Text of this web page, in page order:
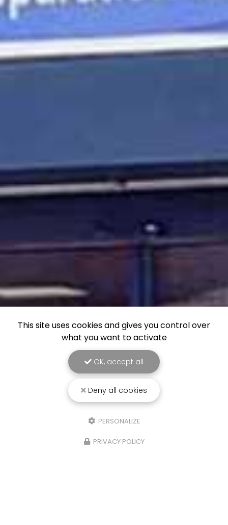
This site uses cookies and gives you control over
what you want to activate
OK, accept all
Deny all cookies
PERSONALIZE
PRIVACY POLICY